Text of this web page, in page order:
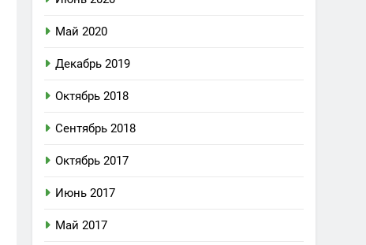
Май 2020
Декабрь 2019
Октябрь 2018
Сентябрь 2018
Октябрь 2017
Июнь 2017
Май 2017